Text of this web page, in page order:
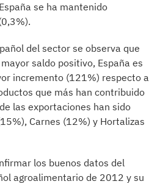
se ha mantenido
del sector se observa que
saldo positivo, España es
incremento (121%) respecto a
que más han contribuido
las exportaciones han sido
Carnes (12%) y Hortalizas
los buenos datos del
agroalimentario de 2012 y su